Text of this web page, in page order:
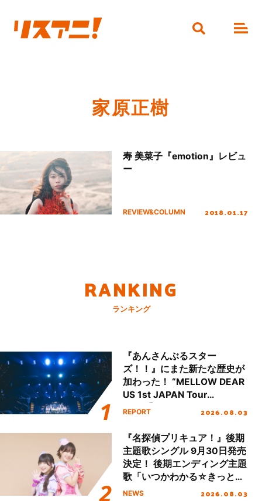
家原正樹
寿 美菜子『emotion』レビュ
ー
REVIEW&COLUMN 2018.01.17
RANKING
ランキング
『あんさんぶるスター
ズ！！』にまた新たな歴史が
加わった！ “MELLOW DEAR
US 1st JAPAN Tour
Final「NICE to meet YOU
ート!!
REPORT 2026.08.03
『名探偵プリキュア！』後期
主題歌シングル 9月30日発売
決定！ 後期エンディング主題
歌「いつかわかる☆きっとあ
える」TVサイズ先行配信開
NEWS 2026.08.03